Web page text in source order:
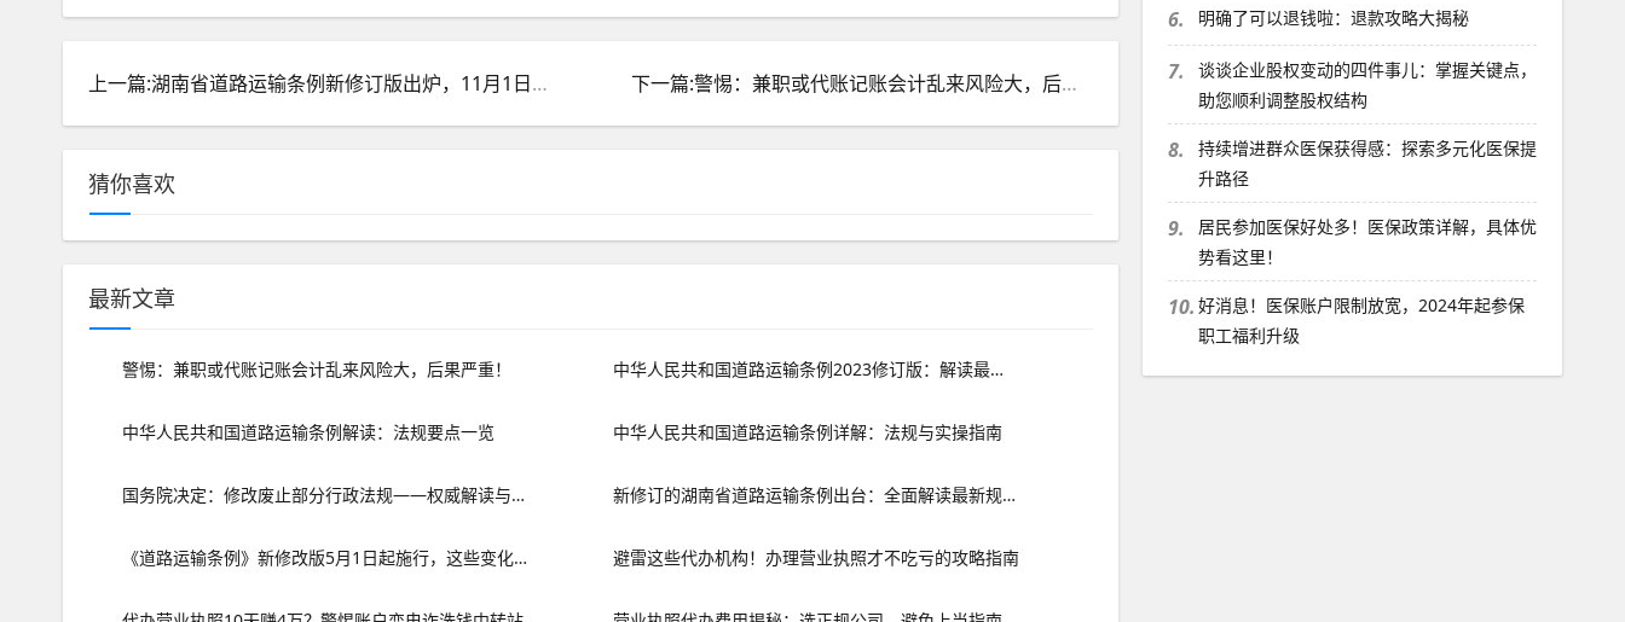
上一篇:湖南省道路运输条例新修订版出炉，11月1日起正式施行 下一篇:警惕：兼职或代账记账会计乱来风险大，后果严重！
猜你喜欢
最新文章
警惕：兼职或代账记账会计乱来风险大，后果严重！ 中华人民共和国道路运输条例2023修订版：解读最新规定
中华人民共和国道路运输条例解读：法规要点一览 中华人民共和国道路运输条例详解：法规与实操指南
国务院决定：修改废止部分行政法规——权威解读与影响分析 新修订的湖南省道路运输条例出台：全面解读最新规定与变化
《道路运输条例》新修改版5月1日起施行，这些变化你需要知道 避雷这些代办机构！办理营业执照才不吃亏的攻略指南
6. 明确了可以退钱啦：退款攻略大揭秘
7.
谈谈企业股权变动的四件事儿：掌握关键点，
助您顺利调整股权结构
8.
持续增进群众医保获得感：探索多元化医保提
升路径
9.
居民参加医保好处多！医保政策详解，具体优
势看这里！
10. 好消息！医保账户限制放宽，2024年起参保
职工福利升级